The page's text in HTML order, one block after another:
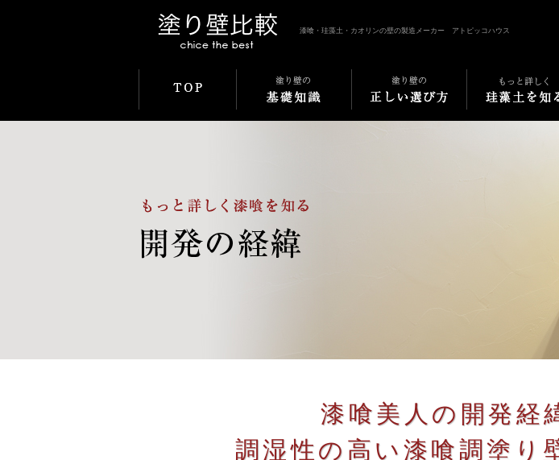
漆喰・珪藻土・カオリンの壁の製造メーカー アトピッコハウス
漆喰美人の開発経
調湿性の高い漆喰調塗り